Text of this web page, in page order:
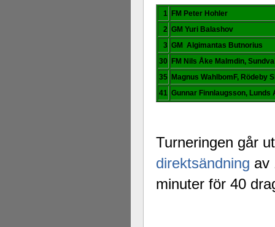
1 FM Peter Hohler
2 GM Yuri Balashov
3 GM Algimantas Butnorius
30
FM Nils Åke Malmdin,
35 Magnus WahlbomF, Rödeby
41 Gunnar Finnlaugsson, Lunds
Turneringen går
direktsändning av
minuter för 40